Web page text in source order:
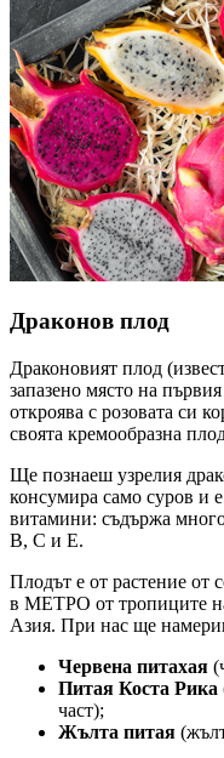
Драконов плод
Драконовият плод
запазено място на
откроява с розовата си
своята кремообразна
Ще познаеш узрелия
консумира само суров и
витамини: съдържа
B, C и Е.
Плодът е от растение от
в МЕТРО от тропиците
Азия. При нас ще
Червена питахая
Питая Коста Рика
част);
Жълта питая